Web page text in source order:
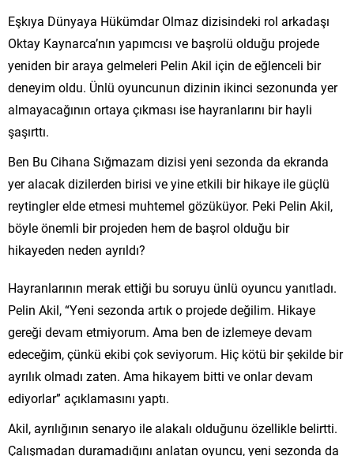
Eşkıya Dünyaya Hükümdar Olmaz dizisindeki rol arkadaşı
Oktay Kaynarca’nın yapımcısı ve başrolü olduğu projede
yeniden bir araya gelmeleri Pelin Akil için de eğlenceli bir
deneyim oldu. Ünlü oyuncunun dizinin ikinci sezonunda yer
almayacağının ortaya çıkması ise hayranlarını bir hayli
şaşırttı.
Ben Bu Cihana Sığmazam dizisi yeni sezonda da ekranda
yer alacak dizilerden birisi ve yine etkili bir hikaye ile güçlü
reytingler elde etmesi muhtemel gözüküyor. Peki Pelin Akil,
böyle önemli bir projeden hem de başrol olduğu bir
hikayeden neden ayrıldı?
Hayranlarının merak ettiği bu soruyu ünlü oyuncu yanıtladı.
Pelin Akil, “Yeni sezonda artık o projede değilim. Hikaye
gereği devam etmiyorum. Ama ben de izlemeye devam
edeceğim, çünkü ekibi çok seviyorum. Hiç kötü bir şekilde bir
ayrılık olmadı zaten. Ama hikayem bitti ve onlar devam
ediyorlar” açıklamasını yaptı.
Akil, ayrılığının senaryo ile alakalı olduğunu özellikle belirtti.
Çalışmadan duramadığını anlatan oyuncu, yeni sezonda da